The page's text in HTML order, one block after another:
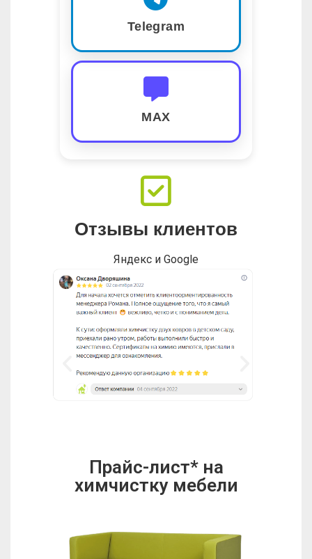
Telegram
MAX
Отзывы клиентов
Яндекс и Google
Прайc-лист* на
химчистку мебели